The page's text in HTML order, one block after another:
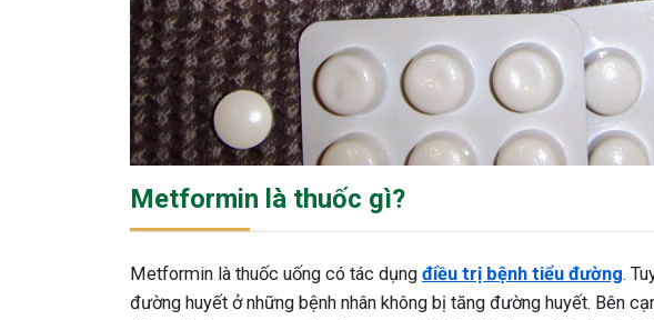
Metformin là thuốc gì?
Metformin là thuốc uống có tác dụng điều trị bệnh tiểu đường.
đường huyết ở những bệnh nhân không bị tăng đường huyết. Bên